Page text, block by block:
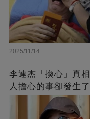
2025/11/14
李連杰「換心」真
人擔心的事卻發生了